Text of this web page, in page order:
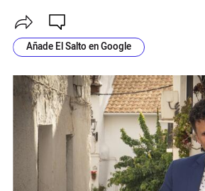
Añade El Salto en Google